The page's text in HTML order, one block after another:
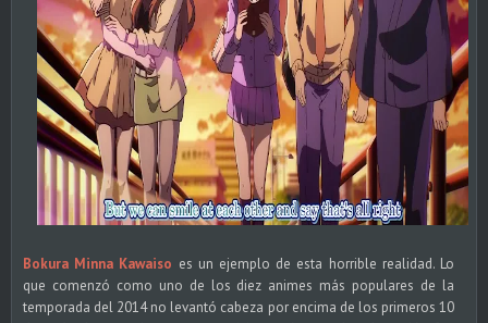
Bokura Minna Kawaiso es un ejemplo de esta horrible realidad. Lo
que comenzó como uno de los diez animes más populares de la
temporada del 2014 no levantó cabeza por encima de los primeros 10